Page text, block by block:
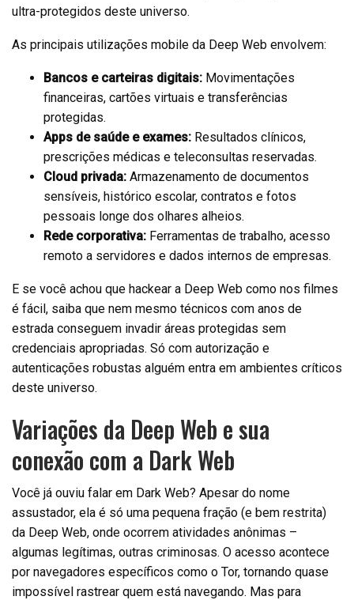
ultra-protegidos deste universo.
As principais utilizações mobile da Deep Web envolvem:
Bancos e carteiras digitais: Movimentações
financeiras, cartões virtuais e transferências
protegidas.
Apps de saúde e exames: Resultados clínicos,
prescrições médicas e teleconsultas reservadas.
Cloud privada: Armazenamento de documentos
sensíveis, histórico escolar, contratos e fotos
pessoais longe dos olhares alheios.
Rede corporativa: Ferramentas de trabalho, acesso
remoto a servidores e dados internos de empresas.
E se você achou que hackear a Deep Web como nos filmes
é fácil, saiba que nem mesmo técnicos com anos de
estrada conseguem invadir áreas protegidas sem
credenciais apropriadas. Só com autorização e
autenticações robustas alguém entra em ambientes críticos
deste universo.
Variações da Deep Web e sua
conexão com a Dark Web
Você já ouviu falar em Dark Web? Apesar do nome
assustador, ela é só uma pequena fração (e bem restrita)
da Deep Web, onde ocorrem atividades anônimas –
algumas legítimas, outras criminosas. O acesso acontece
por navegadores específicos como o Tor, tornando quase
impossível rastrear quem está navegando. Mas para